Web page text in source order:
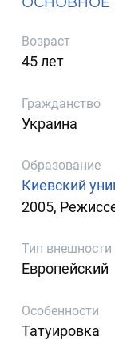
Возраст
45 лет
Гражданство
Украина
Образование
Киевский
2005,
Тип внешности
Европейский
Особенности
Татуировка